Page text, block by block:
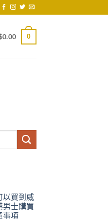
0.00 0
以買到威
男士購買
事項